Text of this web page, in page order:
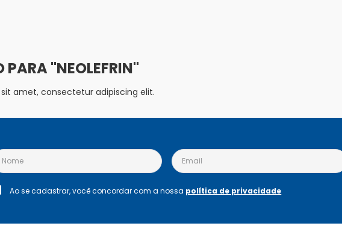
NEOLEFRIN
amet, consectetur adipiscing elit.
Ao se cadastrar, você concordar com a nossa política de privacidade